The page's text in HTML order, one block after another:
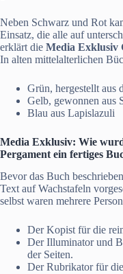
Neben Schwarz und Rot
Einsatz, die alle auf
erklärt die Media Exklusiv
In alten mittelalterlichen
Grün, hergestellt aus
Gelb, gewonnen aus
Blau aus Lapislazuli
Media Exklusiv: Wie
Pergament ein fertiges
Bevor das Buch
Text auf Wachstafeln
selbst waren mehrere
Der Kopist für die
Der Illuminator und
der Seiten.
Der Rubrikator für